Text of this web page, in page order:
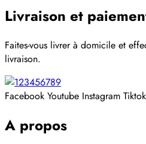
Livraison et
Faites-vous livrer à domicile et
livraison.
Facebook Youtube Instagram Tiktok
A propos